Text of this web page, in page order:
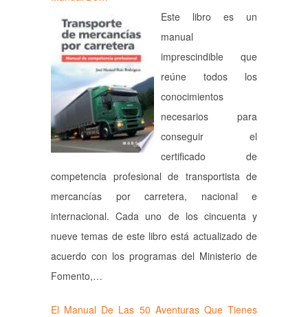
Este libro es un
manual
imprescindible que
reúne todos los
conocimientos
necesarios para
conseguir el
certificado de
competencia profesional de transportista de
mercancías por carretera, nacional e
internacional. Cada uno de los cincuenta y
nueve temas de este libro está actualizado de
acuerdo con los programas del Ministerio de
Fomento,…
El Manual De Las 50 Aventuras Que Tienes